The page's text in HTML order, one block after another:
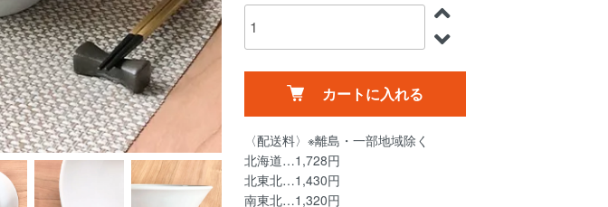
カートに入れる
〈配送料〉※離島・一部地域除く
北海道…1,728円
北東北…1,430円
南東北…1,320円